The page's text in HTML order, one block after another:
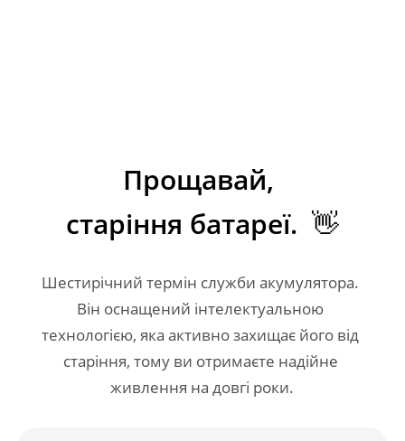
Шестирічний термін служби акумулятора.
Він оснащений інтелектуальною
технологією, яка активно захищає його від
старіння, тому ви отримаєте надійне
живлення на довгі роки.
Прощавай,
старіння батареї.  👋